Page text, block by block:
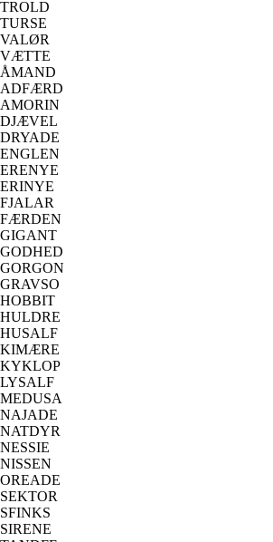
TROLD
TURSE
VALØR
VÆTTE
ÅMAND
ADFÆRD
AMORIN
DJÆVEL
DRYADE
ENGLEN
ERENYE
ERINYE
FJALAR
FÆRDEN
GIGANT
GODHED
GORGON
GRAVSO
HOBBIT
HULDRE
HUSALF
KIMÆRE
KYKLOP
LYSALF
MEDUSA
NAJADE
NATDYR
NESSIE
NISSEN
OREADE
SEKTOR
SFINKS
SIRENE